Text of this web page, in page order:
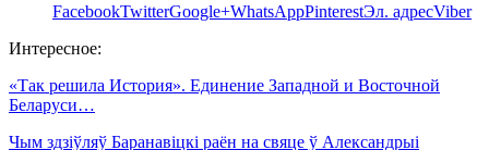
FacebookTwitterGoogle+WhatsAppPinterestЭл. адресViber
Интересное:
«Так решила История». Единение Западной и Восточной
Беларуси…
Чым здзіўляў Баранавіцкі раён на свяце ў Александрыі